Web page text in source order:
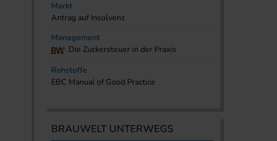
Markt
Antrag auf Insolvenz
Management
Die Zuckersteuer in der Praxis
Rohstoffe
EBC Manual of Good Practice
BRAUWELT UNTERWEGS